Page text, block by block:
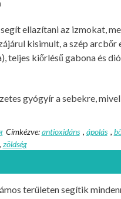
ellazítani az izmokat,
kisimult, a szép
teljes kiőrlésű gabona és
gyógyír a sebekre,
Címkézve:antioxidáns , ápolás ,
, zöldség
területen segítik